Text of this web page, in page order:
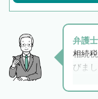
弁護
相続
びま
と他
解決